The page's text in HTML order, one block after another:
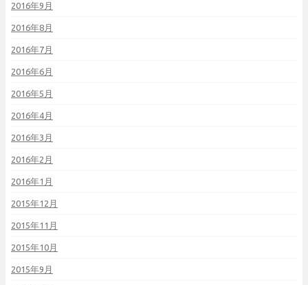
2016年9月
2016年8月
2016年7月
2016年6月
2016年5月
2016年4月
2016年3月
2016年2月
2016年1月
2015年12月
2015年11月
2015年10月
2015年9月